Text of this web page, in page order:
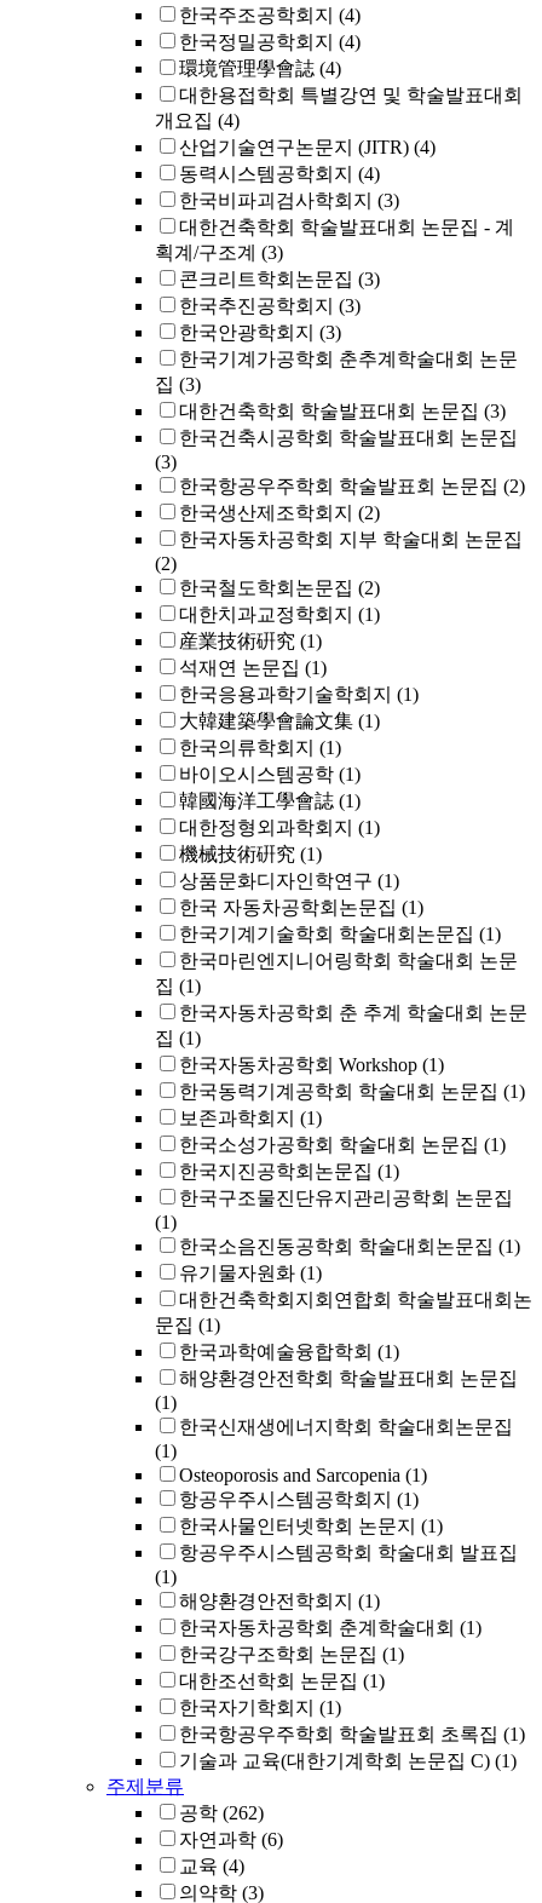
한국주조공학회지 (4)
한국정밀공학회지 (4)
環境管理學會誌 (4)
대한용접학회 특별강연 및 학술발표대회
개요집 (4)
산업기술연구논문지 (JITR) (4)
동력시스템공학회지 (4)
한국비파괴검사학회지 (3)
대한건축학회 학술발표대회 논문집 - 계
획계/구조계 (3)
콘크리트학회논문집 (3)
한국추진공학회지 (3)
한국안광학회지 (3)
한국기계가공학회 춘추계학술대회 논문
집 (3)
대한건축학회 학술발표대회 논문집 (3)
한국건축시공학회 학술발표대회 논문집
(3)
한국항공우주학회 학술발표회 논문집 (2)
한국생산제조학회지 (2)
한국자동차공학회 지부 학술대회 논문집
(2)
한국철도학회논문집 (2)
대한치과교정학회지 (1)
産業技術硏究 (1)
석재연 논문집 (1)
한국응용과학기술학회지 (1)
大韓建築學會論文集 (1)
한국의류학회지 (1)
바이오시스템공학 (1)
韓國海洋工學會誌 (1)
대한정형외과학회지 (1)
機械技術硏究 (1)
상품문화디자인학연구 (1)
한국 자동차공학회논문집 (1)
한국기계기술학회 학술대회논문집 (1)
한국마린엔지니어링학회 학술대회 논문
집 (1)
한국자동차공학회 춘 추계 학술대회 논문
집 (1)
한국자동차공학회 Workshop (1)
한국동력기계공학회 학술대회 논문집 (1)
보존과학회지 (1)
한국소성가공학회 학술대회 논문집 (1)
한국지진공학회논문집 (1)
한국구조물진단유지관리공학회 논문집
(1)
한국소음진동공학회 학술대회논문집 (1)
유기물자원화 (1)
대한건축학회지회연합회 학술발표대회논
문집 (1)
한국과학예술융합학회 (1)
해양환경안전학회 학술발표대회 논문집
(1)
한국신재생에너지학회 학술대회논문집
(1)
Osteoporosis and Sarcopenia (1)
항공우주시스템공학회지 (1)
한국사물인터넷학회 논문지 (1)
항공우주시스템공학회 학술대회 발표집
(1)
해양환경안전학회지 (1)
한국자동차공학회 춘계학술대회 (1)
한국강구조학회 논문집 (1)
대한조선학회 논문집 (1)
한국자기학회지 (1)
한국항공우주학회 학술발표회 초록집 (1)
기술과 교육(대한기계학회 논문집 C) (1)
주제분류
공학 (262)
자연과학 (6)
교육 (4)
의약학 (3)